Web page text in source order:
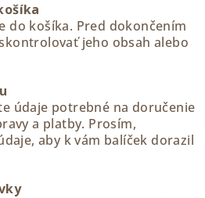
do košíka. Pred dokončením
jeho obsah alebo
údaje potrebné na doručenie
a platby. Prosím,
aby k vám balíček dorazil